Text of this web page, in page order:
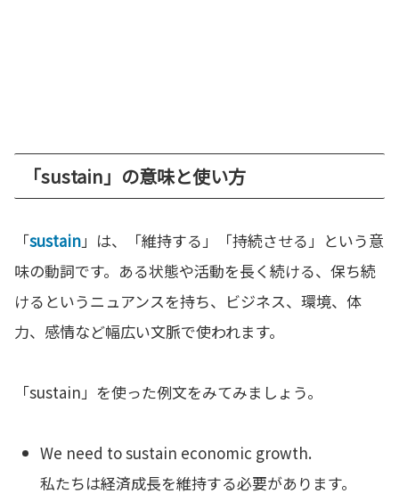
「sustain」の意味と使い方
「sustain」は、「維持する」「持続させる」という意
味の動詞です。ある状態や活動を長く続ける、保ち続
けるというニュアンスを持ち、ビジネス、環境、体
力、感情など幅広い文脈で使われます。
「sustain」を使った例文をみてみましょう。
We need to sustain economic growth.
私たちは経済成長を維持する必要があります。